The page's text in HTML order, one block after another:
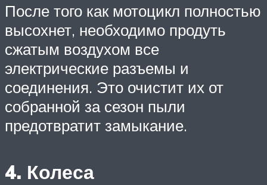
После того как мотоцикл полностью
высохнет, необходимо продуть
сжатым воздухом все
электрические разъемы и
соединения. Это очистит их от
собранной за сезон пыли
предотвратит замыкание.
4. Колеса